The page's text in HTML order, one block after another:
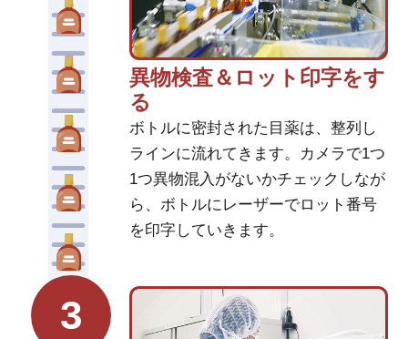
異物検査＆ロット印字をす
る
ボトルに密封された目薬は、整列し
ラインに流れてきます。カメラで1つ
1つ異物混入がないかチェックしなが
ら、ボトルにレーザーでロット番号
を印字していきます。
3